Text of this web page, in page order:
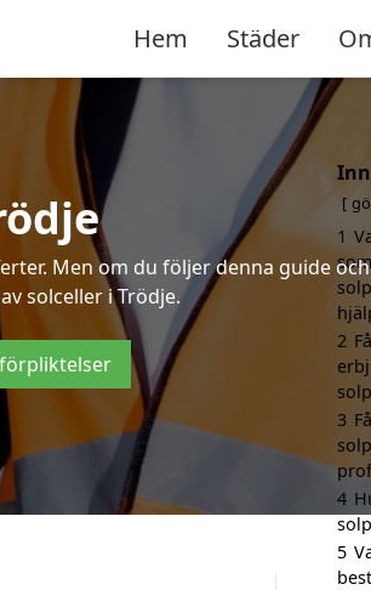
Hem Städer
Men om du följer denna guide
solceller i Trödje.
1
2
3
4
5